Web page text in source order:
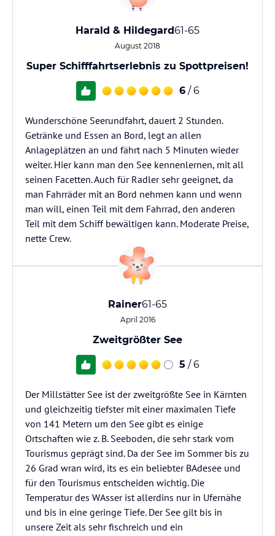
Harald & Hildegard61-65
August 2018
Super Schifffahrtserlebnis zu Spottpreisen!
6 / 6
Wunderschöne Seerundfahrt, dauert 2 Stunden.
Getränke und Essen an Bord, legt an allen
Anlageplätzen an und fährt nach 5 Minuten wieder
weiter. Hier kann man den See kennenlernen, mit all
seinen Facetten. Auch für Radler sehr geeignet, da
man Fahrräder mit an Bord nehmen kann und wenn
man will, einen Teil mit dem Fahrrad, den anderen
Teil mit dem Schiff bewältigen kann. Moderate Preise,
nette Crew.
Rainer61-65
April 2016
Zweitgrößter See
5 / 6
Der Millstätter See ist der zweitgrößte See in Kärnten
und gleichzeitig tiefster mit einer maximalen Tiefe
von 141 Metern um den See gibt es einige
Ortschaften wie z. B. Seeboden, die sehr stark vom
Tourismus geprägt sind. Da der See im Sommer bis zu
26 Grad wran wird, its es ein beliebter BAdesee und
für den Tourismus entscheiden wichtig. Die
Temperatur des WAsser ist allerdins nur in Ufernähe
und bis in eine geringe Tiefe. Der See gilt bis in
unsere Zeit als sehr fischreich und ein